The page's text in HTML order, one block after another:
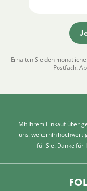
Erhalten Sie den
Postfach.
Mit Ihrem Einkauf über
uns, weiterhin
für Sie. Danke für